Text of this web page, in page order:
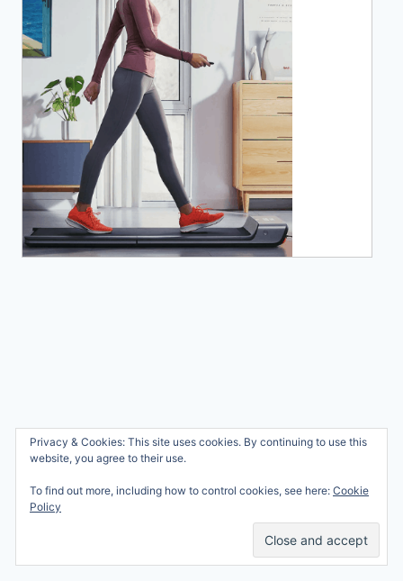
Wie ben ik?
Samenwerken
© 2026 Ren mama, ren!
Professional Blogging
Services
Privacy & Cookies: This site uses cookies. By continuing to use this
website, you agree to their use.
To find out more, including how to control cookies, see here: Cookie
Policy